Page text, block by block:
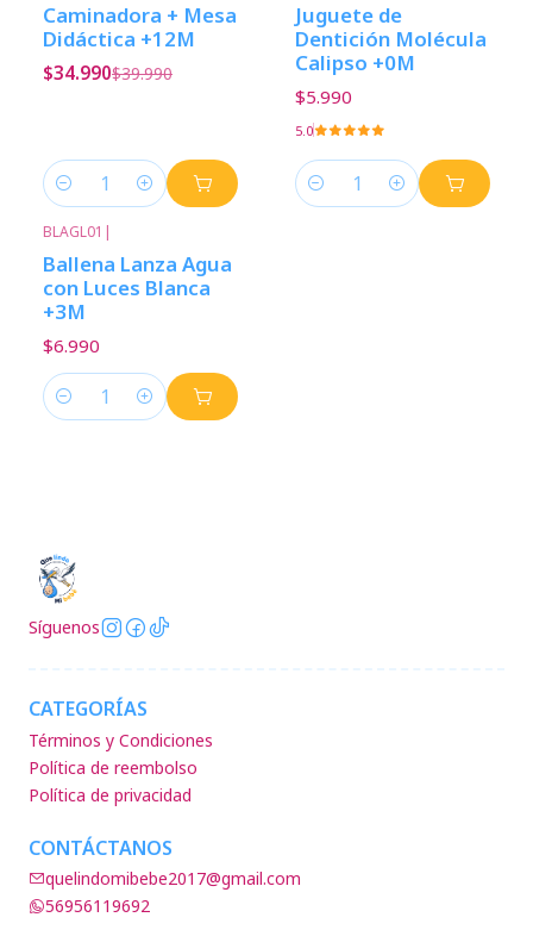
Caminadora + Mesa
Didáctica +12M
$34.990$39.990
Cantidad
Juguete de
Dentición Molécula
Calipso +0M
$5.990
5.0
Cantidad
BLAGL01 |
Ballena Lanza Agua
con Luces Blanca
+3M
$6.990
Cantidad
Síguenos
CATEGORÍAS
Términos y Condiciones
Política de reembolso
Política de privacidad
CONTÁCTANOS
quelindomibebe2017@gmail.com
56956119692